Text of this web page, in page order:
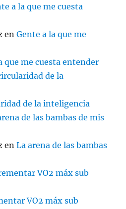
a la que me cuesta
enGente a la que me
que me cuesta entender
de la
de la inteligencia
de las bambas de mis
enLa arena de las bambas
VO2 máx sub
VO2 máx sub